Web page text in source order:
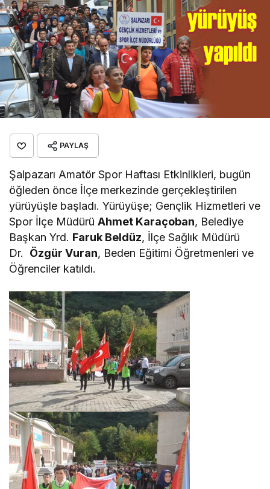
PAYLAŞ
Şalpazarı Amatör Spor Haftası Etkinlikleri, bugün
öğleden önce İlçe merkezinde gerçekleştirilen
yürüyüşle başladı. Yürüyüşe; Gençlik Hizmetleri ve
Spor İlçe MüdürüAhmet Karaçoban, Belediye
Başkan Yrd. Faruk Beldüz, İlçe Sağlık Müdürü
Dr. Özgür Vuran, Beden Eğitimi Öğretmenleri ve
Öğrenciler katıldı.